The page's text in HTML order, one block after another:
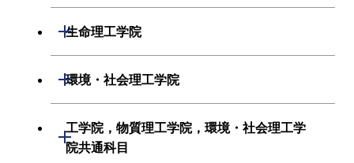
初年次専門科目
共通専門科目
数理・計算科学系
初年次専門科目
創造プロセス科目
生命理工学院
開閉
生命理工学系
創造プロセス科目
環境・社会理工学院
開閉
建築学系
工学院，物質理工学院，環境・社会理工学
院共通科目
開閉